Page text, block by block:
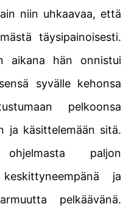
niin uhkaavaa, että
täysipainoisesti.
aikana hän onnistui
syvälle kehonsa
pelkoonsa
ja käsittelemään sitä.
paljon
keskittyneempänä ja
pelkäävänä.